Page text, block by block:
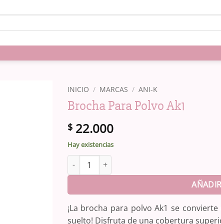
INICIO / MARCAS / ANI-K
Brocha Para Polvo Ak1
$22.000
Hay existencias
Brocha Para Polvo Ak1 cantidad
¡La brocha para polvo Ak1 se
suelto! Disfruta de una cobertura